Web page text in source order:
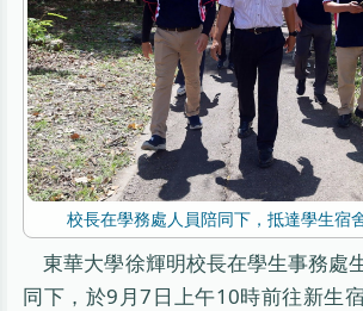
校長在學務處人員陪同下，抵達學生宿
東華大學徐輝明校長在學生事務處
同下，於9月7日上午10時前往新生